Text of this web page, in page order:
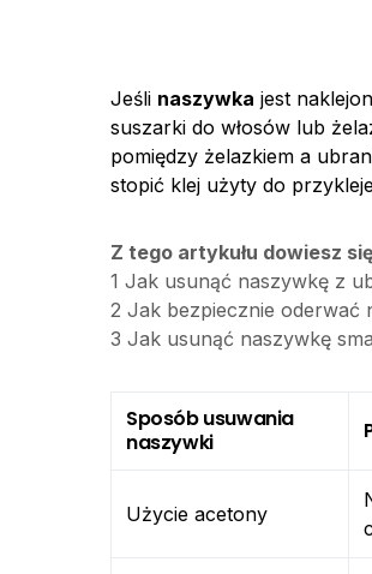
Jeśli naszywka jest
suszarki do włosów lub
pomiędzy żelazkiem a
stopić klej użyty do
Z tego artykułu dowiesz
1 Jak usunąć naszywkę z
2 Jak bezpiecznie oderwać
3 Jak usunąć naszywkę
Sposób usuwania
naszywki
Użycie acetony